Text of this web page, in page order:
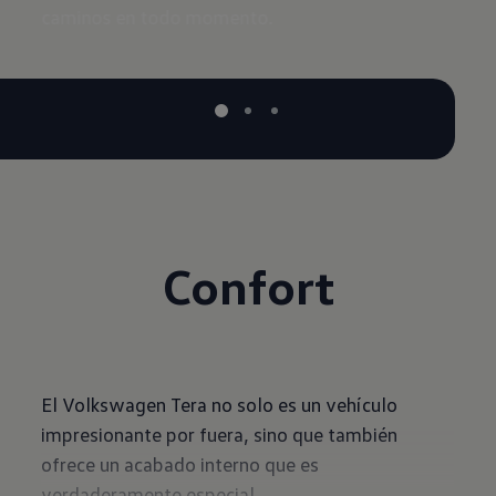
Confort
El Volkswagen Tera no solo es un vehículo
impresionante por fuera, sino que también
ofrece un acabado interno que es